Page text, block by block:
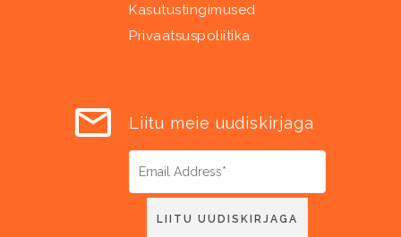
Kasutustingimused
Privaatsuspoliitika
Liitu meie uudiskirjaga